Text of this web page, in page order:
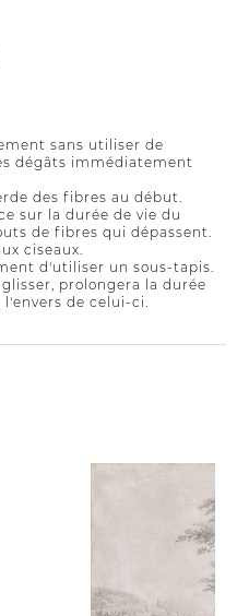
sans utiliser de
dégâts immédiatement
des fibres au début.
sur la durée de vie du
de fibres qui dépassent.
ciseaux.
d'utiliser un sous-tapis.
prolongera la durée
de celui-ci.